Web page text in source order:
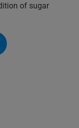
of sugar